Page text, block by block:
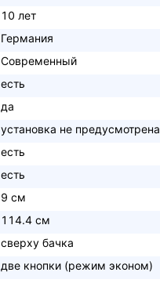
10 лет
Германия
Современный
есть
да
установка не предусмотрена
есть
есть
9 см
114.4 см
сверху бачка
две кнопки (режим эконом)